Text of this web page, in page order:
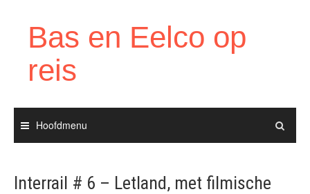
Bas en Eelco op
reis
Hoofdmenu
Interrail # 6 – Letland, met filmische